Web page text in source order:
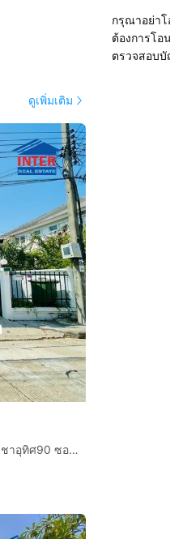
กรุณาอย่า
ต้องการโอ
ตรวจสอบ
ดูเพิ่มเติม
บ้านเดี่ยว 2 ชั้น 56.5 ตร.ว. หมู่บ้านเพลสแอนด์พาร์ค ประชาอุทิศ90 ซอยประชาอุทิศ90 ถนนประชาอุทิศ พระสมุทรเจดีย์ สมุทรปราการ